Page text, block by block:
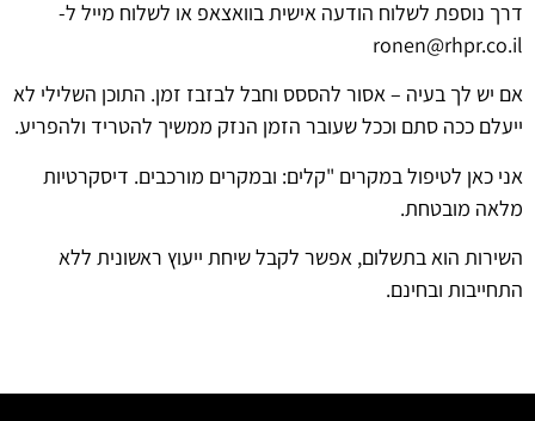
דרך נוספת לשלוח הודעה אישית בוואצאפ או לשלוח מייל ל-
ronen@rhpr.co.il
אם יש לך בעיה – אסור להססס וחבל לבזבז זמן. התוכן השלילי לא
ייעלם ככה סתם וככל שעובר הזמן הנזק ממשיך להטריד ולהפריע.
אני כאן לטיפול במקרים "קלים: ובמקרים מורכבים. דיסקרטיות
מלאה מובטחת.
השירות הוא בתשלום, אפשר לקבל שיחת ייעוץ ראשונית ללא
התחייבות ובחינם.